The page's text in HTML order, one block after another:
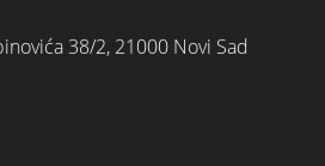
38/2, 21000 Novi Sad